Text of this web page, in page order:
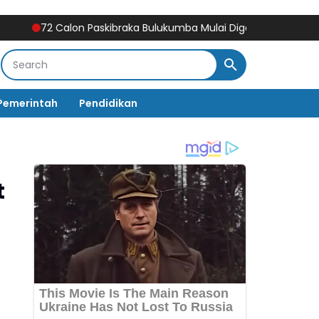
Calon Paskibraka Bulukumba Mulai Digembleng, Diklat
Pendidikan